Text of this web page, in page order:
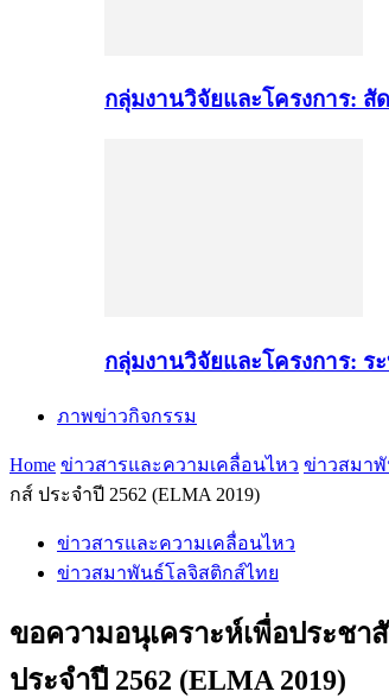
กลุ่มงานวิจัยและโครงการ:
กลุ่มงานวิจัยและโครงการ:
ภาพข่าวกิจกรรม
Home ข่าวสารและความเคลื่อนไหว ข่าวสมา
กส์ ประจำปี 2562 (ELMA 2019)
ข่าวสารและความเคลื่อนไหว
ข่าวสมาพันธ์โลจิสติกส์ไทย
ขอความอนุเคราะห์เพื่อประช
ประจำปี 2562 (ELMA 2019)